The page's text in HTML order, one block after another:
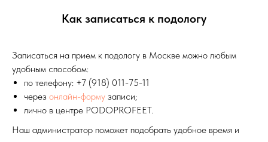
Как записаться к подологу
Записаться на прием к подологу в Москве можно любым
удобным способом:
по телефону: +7 (918) 011-75-11
через онлайн-форму записи;
лично в центре PODOPROFEET.
Наш администратор поможет подобрать удобное время и